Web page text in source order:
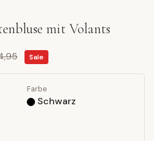
mit Volants
Sale
Farbe
Schwarz